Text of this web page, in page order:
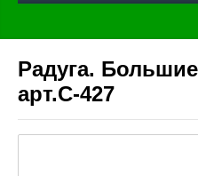
Радуга.
арт.С-427